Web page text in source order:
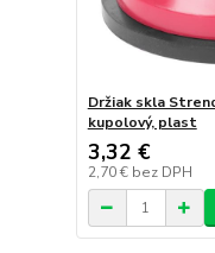
Držiak skla
kupolový, plast
3,32 €
2,70 € bez DPH